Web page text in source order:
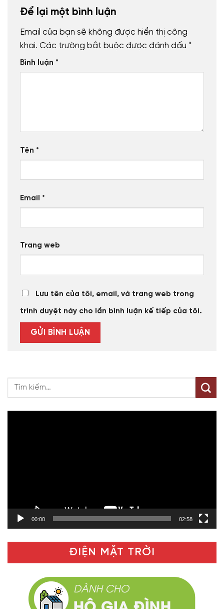
Để lại một bình luận
Email của bạn sẽ không được hiển thị công
khai. Các trường bắt buộc được đánh dấu *
Bình luận *
Tên *
Email *
Trang web
Lưu tên của tôi, email, và trang web trong
trình duyệt này cho lần bình luận kế tiếp của tôi.
00:00 02:58
ĐIỆN MẶT TRỜI